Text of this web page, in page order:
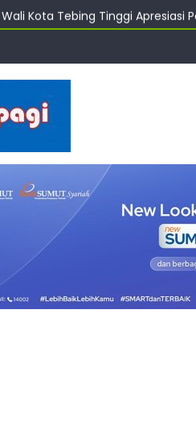
Wali Kota Tebing Tinggi Apresiasi
Itjen Apresiasi Kinerja Imigrasi Palu